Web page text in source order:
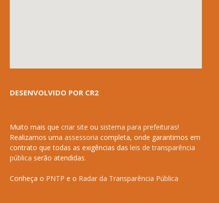
DESENVOLVIDO POR CR2
Muito mais que criar site ou sistema para prefeituras!
Realizamos uma assessoria completa, onde garantimos em
contrato que todas as exigências das leis de transparência
pública serão atendidas.
Conheça o PNTP e o Radar da Transparência Pública